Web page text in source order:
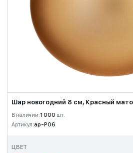
Шар новогодний 8 см, Красный
В наличии:1 000 шт.
Артикул:ap-P06
ЦВЕТ